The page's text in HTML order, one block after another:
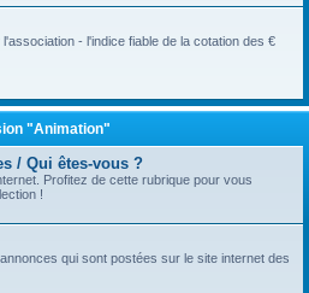
- l'indice fiable de la cotation des €
"Animation"
/ Qui êtes-vous ?
Profitez de cette rubrique pour vous
!
qui sont postées sur le site internet des